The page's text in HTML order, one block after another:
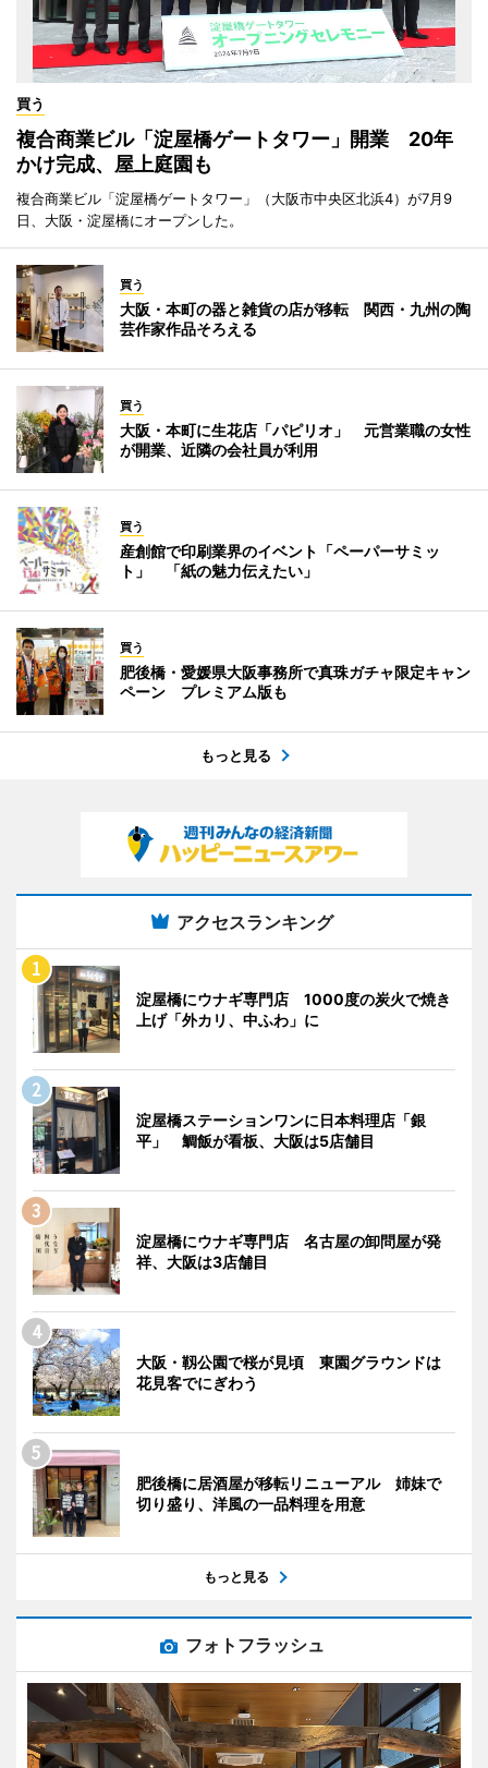
買う
複合商業ビル「淀屋橋ゲートタワー」開業 20年
かけ完成、屋上庭園も
複合商業ビル「淀屋橋ゲートタワー」（大阪市中央区北浜4）が7月9
日、大阪・淀屋橋にオープンした。
買う
大阪・本町の器と雑貨の店が移転 関西・九州の陶
芸作家作品そろえる
買う
大阪・本町に生花店「パピリオ」 元営業職の女性
が開業、近隣の会社員が利用
買う
産創館で印刷業界のイベント「ペーパーサミッ
ト」 「紙の魅力伝えたい」
買う
肥後橋・愛媛県大阪事務所で真珠ガチャ限定キャン
ペーン プレミアム版も
もっと見る
アクセスランキング
淀屋橋にウナギ専門店 1000度の炭火で焼き
上げ「外カリ、中ふわ」に
淀屋橋ステーションワンに日本料理店「銀
平」 鯛飯が看板、大阪は5店舗目
淀屋橋にウナギ専門店 名古屋の卸問屋が発
祥、大阪は3店舗目
大阪・靱公園で桜が見頃 東園グラウンドは
花見客でにぎわう
肥後橋に居酒屋が移転リニューアル 姉妹で
切り盛り、洋風の一品料理を用意
もっと見る
フォトフラッシュ